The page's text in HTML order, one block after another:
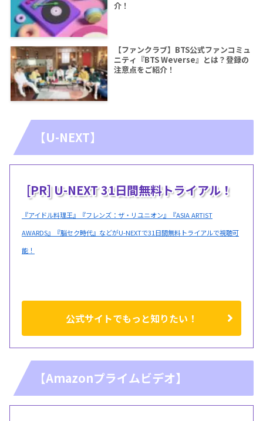
介！
【ファンクラブ】BTS公式ファンコミュ
ニティ『BTS Weverse』とは？登録の
注意点をご紹介！
【U-NEXT】
[PR] U-NEXT 31日間無料トライアル！
『アイドル料理王』『フレンズ：ザ・リユニオン』『ASIA ARTIST
AWARDS』『脳セク時代』などがU-NEXTで31日間無料トライアルで視聴可
能！
公式サイトでもっと知りたい！
【Amazonプライムビデオ】